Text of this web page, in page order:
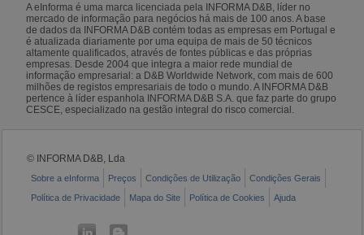
A eInforma é uma marca licenciada pela INFORMA D&B, líder no
mercado de informação para negócios há mais de 100 anos. A base
de dados da INFORMA D&B contém todas as empresas em Portugal e
é atualizada diariamente por uma equipa de mais de 50 técnicos
altamente qualificados, através de fontes públicas e das próprias
empresas. Desde 2004 que integra a maior rede mundial de
informação empresarial: a D&B Worldwide Network, com mais de 600
milhões de registos empresariais de todo o mundo. A INFORMA D&B
pertence à líder espanhola INFORMA D&B S.A. que faz parte do grupo
CESCE, especializado na gestão integral do risco comercial.
© INFORMA D&B, Lda
Sobre a eInforma Preços Condições de Utilização
Condições Gerais
Política de Privacidade
Mapa do Site Política de Cookies Ajuda